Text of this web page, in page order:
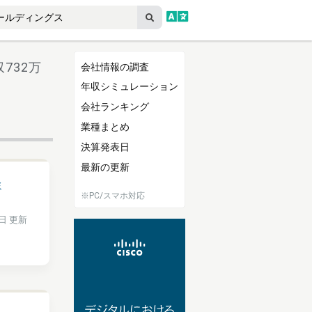
732万
更新
会社情報の調査
年収シミュレーション
会社ランキング
業種まとめ
決算発表日
最新の更新
※PC/スマホ対応